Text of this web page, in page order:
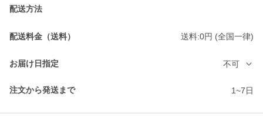
配送方法
配送料金（送料） 送料:0円 (全国一律)
お届け日指定 不可
注文から発送まで 1~7日